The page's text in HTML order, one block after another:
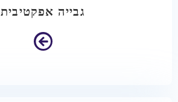
גבייה אפקטיבית